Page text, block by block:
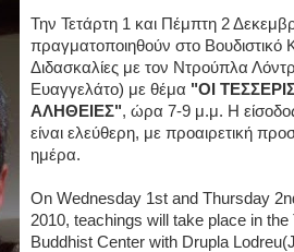
Την Τετάρτη 1 και Πέμπτη 2
πραγματοποιηθούν στο Βουδιστικό
Διδασκαλίες με τον Ντρούπλα
Ευαγγελάτο) με θέμα "ΟΙ
ΑΛΗΘΕΙΕΣ", ώρα 7-9 μ.μ. Η
είναι ελεύθερη, με προαιρετική
ημέρα.
On Wednesday 1st and Thursday
2010, teachings will take place in
Buddhist Center with Drupla